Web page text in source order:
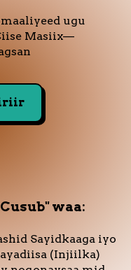
ugu
Masiix—
waa:
Sayidkaaga iyo
(Injiilka)